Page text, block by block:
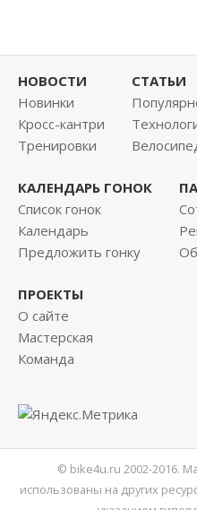
НОВОСТИ
Новинки
Кросс-кантри
Тренировки
СТАТЬИ
КАЛЕНДАРЬ ГОНОК
Список гонок
Календарь
Предложить гонку
ПРОЕКТЫ
О сайте
Мастерская
Команда
© bike4u.ru 2002-2016.
использованы на других